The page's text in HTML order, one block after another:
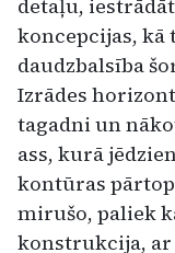
detaļu,
koncepcijas,
daudzbalsība
Izrādes
tagadni un
ass, kurā
kontūras
mirušo, paliek
konstrukcija,